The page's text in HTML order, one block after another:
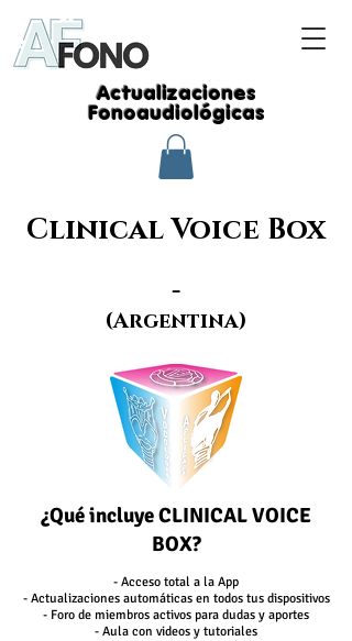
Actualizaciones
Fonoaudiológicas
Clinical Voice Box
-
(Argentina)
¿Qué incluye CLINICAL VOICE
BOX?
- Acceso total a la App
- Actualizaciones automáticas en todos tus dispositivos
- Foro de miembros activos para dudas y aportes
- Aula con videos y tutoriales